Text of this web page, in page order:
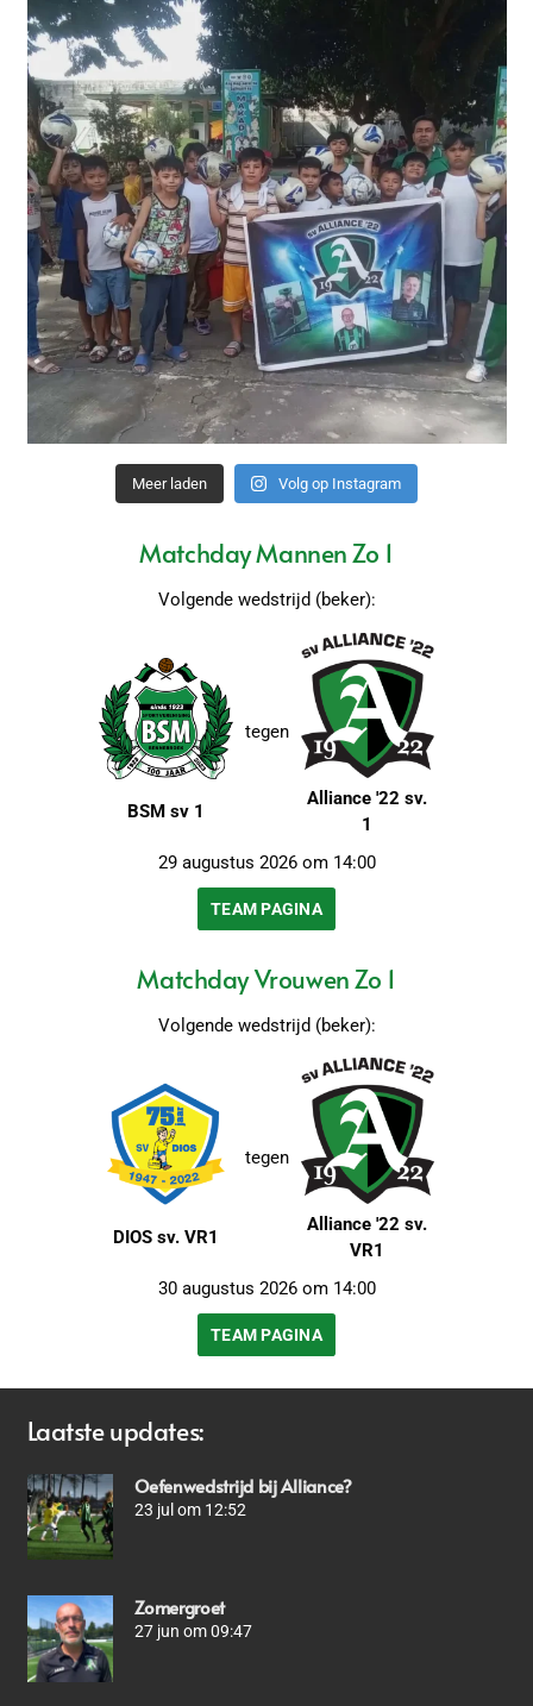
Meer laden Volg op Instagram
Matchday Mannen Zo 1
Volgende wedstrijd (beker):
BSM sv 1
tegen
Alliance '22 sv.
1
29 augustus 2026 om 14:00
TEAM PAGINA
Matchday Vrouwen Zo 1
Volgende wedstrijd (beker):
DIOS sv. VR1
tegen
Alliance '22 sv.
VR1
30 augustus 2026 om 14:00
TEAM PAGINA
Laatste updates:
Oefenwedstrijd bij Alliance?
23 jul om 12:52
Zomergroet
27 jun om 09:47